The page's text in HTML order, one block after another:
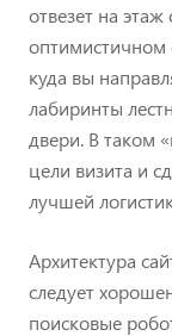
отвезет на
оптимистичном
куда вы
лабиринты
двери. В таком
цели визита и
лучшей
Архитектура
следует
поисковые